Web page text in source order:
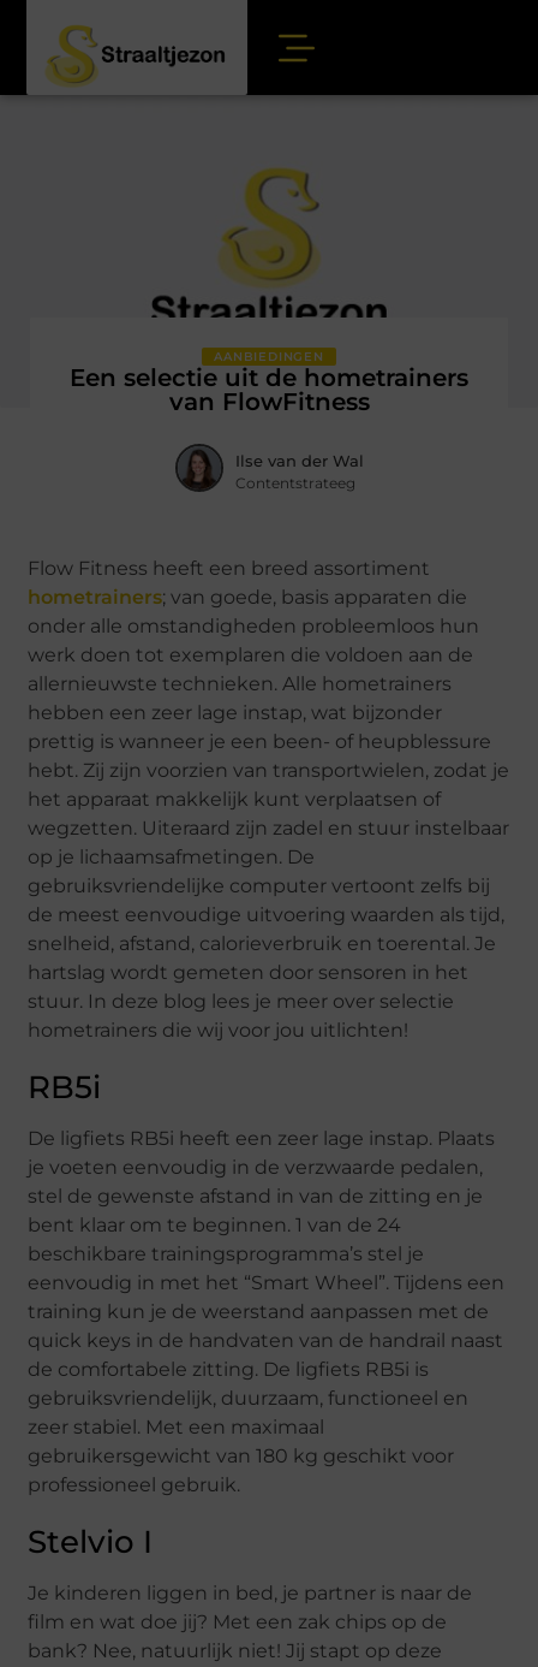
AANBIEDINGEN
Een selectie uit de hometrainers
van FlowFitness
Ilse van der Wal
Contentstrateeg
Flow Fitness heeft een breed assortiment
hometrainers; van goede, basis apparaten die
onder alle omstandigheden probleemloos hun
werk doen tot exemplaren die voldoen aan de
allernieuwste technieken. Alle hometrainers
hebben een zeer lage instap, wat bijzonder
prettig is wanneer je een been- of heupblessure
hebt. Zij zijn voorzien van transportwielen, zodat je
het apparaat makkelijk kunt verplaatsen of
wegzetten. Uiteraard zijn zadel en stuur instelbaar
op je lichaamsafmetingen. De
gebruiksvriendelijke computer vertoont zelfs bij
de meest eenvoudige uitvoering waarden als tijd,
snelheid, afstand, calorieverbruik en toerental. Je
hartslag wordt gemeten door sensoren in het
stuur. In deze blog lees je meer over selectie
hometrainers die wij voor jou uitlichten!
RB5i
De ligfiets RB5i heeft een zeer lage instap. Plaats
je voeten eenvoudig in de verzwaarde pedalen,
stel de gewenste afstand in van de zitting en je
bent klaar om te beginnen. 1 van de 24
beschikbare trainingsprogramma’s stel je
eenvoudig in met het “Smart Wheel”. Tijdens een
training kun je de weerstand aanpassen met de
quick keys in de handvaten van de handrail naast
de comfortabele zitting. De ligfiets RB5i is
gebruiksvriendelijk, duurzaam, functioneel en
zeer stabiel. Met een maximaal
gebruikersgewicht van 180 kg geschikt voor
professioneel gebruik.
Stelvio I
Je kinderen liggen in bed, je partner is naar de
film en wat doe jij? Met een zak chips op de
bank? Nee, natuurlijk niet! Jij stapt op deze